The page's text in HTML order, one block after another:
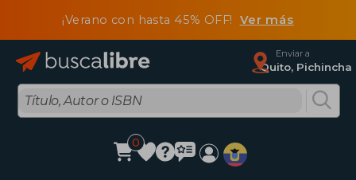
¡Verano con hasta 45% OFF! Ver más
Enviar a
Quito, Pichincha
0